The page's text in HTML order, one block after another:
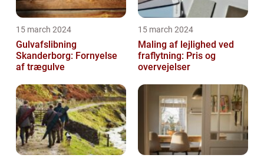
15 march 2024
Gulvafslibning
Skanderborg: Fornyelse
af trægulve
15 march 2024
Maling af lejlighed ved
fraflytning: Pris og
overvejelser